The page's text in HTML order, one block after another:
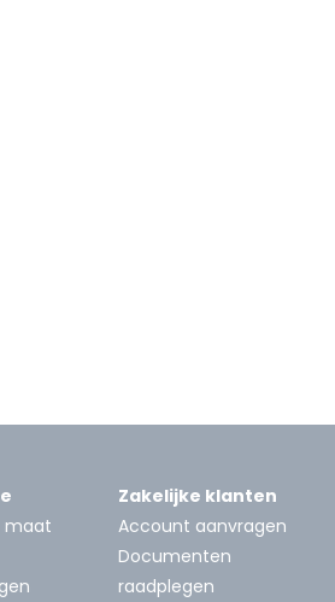
maat
Zakelijke klanten
Account aanvragen
Documenten
raadplegen